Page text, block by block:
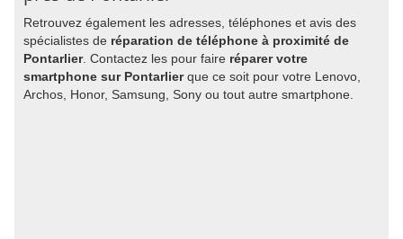
Retrouvez également les adresses, téléphones et avis des
spécialistes de réparation de téléphone à proximité de
Pontarlier. Contactez les pour faire réparer votre
smartphone sur Pontarlierque ce soit pour votre Lenovo,
Archos, Honor, Samsung, Sony ou tout autre smartphone.